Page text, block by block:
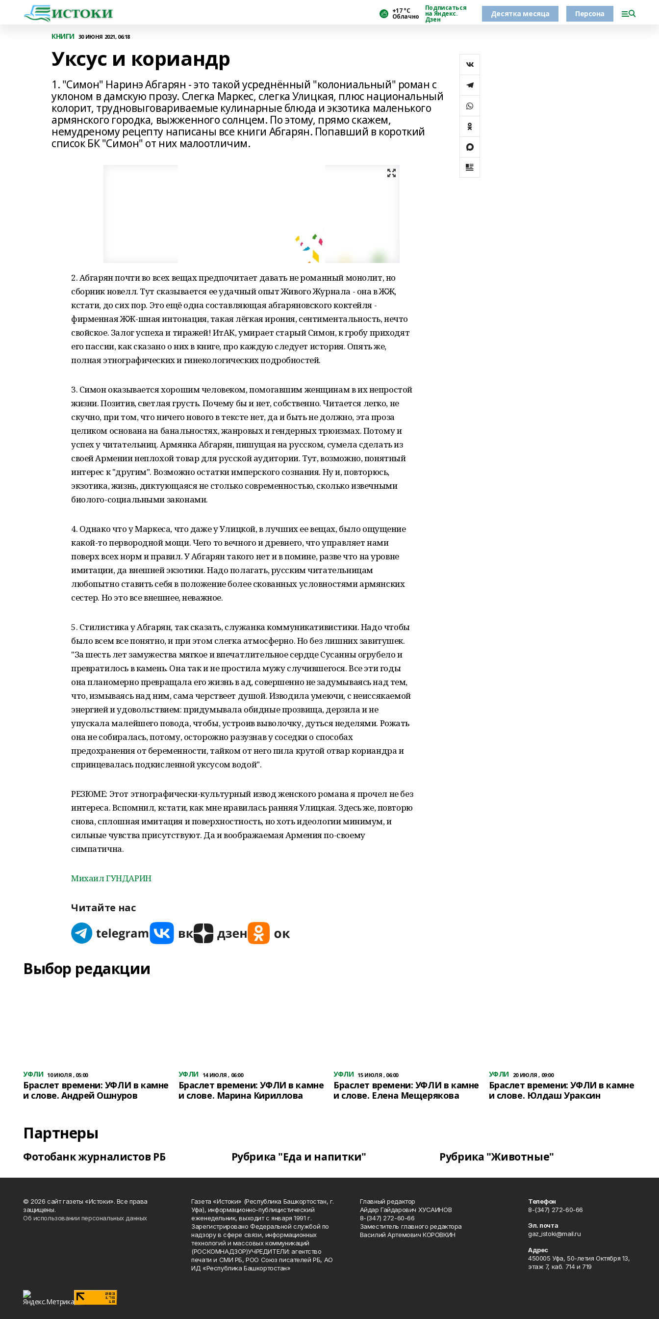
+17 °С
Облачно
Подписаться
на Яндекс.
Дзен
Десятка месяца Персона
КНИГИ 30 ИЮНЯ 2021, 06:18
Уксус и кориандр
1. "Симон" Наринэ Абгарян - это такой усреднённый "колониальный" роман с
уклоном в дамскую прозу. Слегка Маркес, слегка Улицкая, плюс национальный
колорит, трудновыговариваемые кулинарные блюда и экзотика маленького
армянского городка, выжженного солнцем. По этому, прямо скажем,
немудреному рецепту написаны все книги Абгарян. Попавший в короткий
список БК "Симон" от них малоотличим.
2. Абгарян почти во всех вещах предпочитает давать не романный монолит, но
сборник новелл. Тут сказывается ее удачный опыт Живого Журнала - она в ЖЖ,
кстати, до сих пор. Это ещё одна составляющая абгаряновского коктейля -
фирменная ЖЖ-шная интонация, такая лёгкая ирония, сентиментальность, нечто
свойское. Залог успеха и тиражей! ИтАК, умирает старый Симон, к гробу приходят
его пассии, как сказано о них в книге, про каждую следует история. Опять же,
полная этнографических и гинекологических подробностей.
3. Симон оказывается хорошим человеком, помогавшим женщинам в их непростой
жизни. Позитив, светлая грусть. Почему бы и нет, собственно. Читается легко, не
скучно, при том, что ничего нового в тексте нет, да и быть не должно, эта проза
целиком основана на банальностях, жанровых и гендерных трюизмах. Потому и
успех у читательниц. Армянка Абгарян, пишущая на русском, сумела сделать из
своей Армении неплохой товар для русской аудитории. Тут, возможно, понятный
интерес к "другим". Возможно остатки имперского сознания. Ну и, повторюсь,
экзотика, жизнь, диктующаяся не столько современностью, сколько извечными
биолого-социальными законами.
4. Однако что у Маркеса, что даже у Улицкой, в лучших ее вещах, было ощущение
какой-то первородной мощи. Чего то вечного и древнего, что управляет нами
поверх всех норм и правил. У Абгарян такого нет и в помине, разве что на уровне
имитации, да внешней экзотики. Надо полагать, русским читательницам
любопытно ставить себя в положение более скованных условностями армянских
сестер. Но это все внешнее, неважное.
5. Стилистика у Абгарян, так сказать, служанка коммуникативистики. Надо чтобы
было всем все понятно, и при этом слегка атмосферно. Но без лишних завитушек.
"За шесть лет замужества мягкое и впечатлительное сердце Сусанны огрубело и
превратилось в камень. Она так и не простила мужу случившегося. Все эти годы
она планомерно превращала его жизнь в ад, совершенно не задумываясь над тем,
что, измываясь над ним, сама черствеет душой. Изводила умеючи, с неиссякаемой
энергией и удовольствием: придумывала обидные прозвища, дерзила и не
упускала малейшего повода, чтобы, устроив выволочку, дуться неделями. Рожать
она не собиралась, потому, осторожно разузнав у соседки о способах
предохранения от беременности, тайком от него пила крутой отвар кориандра и
спринцевалась подкисленной уксусом водой".
РЕЗЮМЕ: Этот этнографически-культурный извод женского романа я прочел не без
интереса. Вспомнил, кстати, как мне нравилась ранняя Улицкая. Здесь же, повторю
снова, сплошная имитация и поверхностность, но хоть идеологии минимум, и
сильные чувства присутствуют. Да и воображаемая Армения по-своему
симпатична.
Михаил ГУНДАРИН
Читайте нас
Выбор редакции
УФЛИ 10 ИЮЛЯ , 05:00
Браслет времени: УФЛИ в камне
и слове. Андрей Ошнуров
УФЛИ 14 ИЮЛЯ , 06:00
Браслет времени: УФЛИ в камне
и слове. Марина Кириллова
УФЛИ 15 ИЮЛЯ , 06:00
Браслет времени: УФЛИ в камне
и слове. Елена Мещерякова
УФЛИ 20 ИЮЛЯ , 09:00
Браслет времени: УФЛИ в камне
и слове. Юлдаш Ураксин
Партнеры
Фотобанк журналистов РБ Рубрика "Еда и напитки" Рубрика "Животные"
© 2026 сайт газеты «Истоки». Все права
защищены.
Об использовании персональных данных
Газета «Истоки» (Республика Башкортостан, г.
Уфа), информационно-публицистический
еженедельник, выходит с января 1991 г.
Зарегистрировано Федеральной службой по
надзору в сфере связи, информационных
технологий и массовых коммуникаций
(РОСКОМНАДЗОР)УЧРЕДИТЕЛИ: агентство
печати и СМИ РБ, РОО Союз писателей РБ, АО
ИД «Республика Башкортостан»
Главный редактор
Айдар Гайдарович ХУСАИНОВ
8-(347) 272-60-66
Заместитель главного редактора
Василий Артемович КОРОВКИН
Телефон
8-(347) 272-60-66
Эл. почта
gaz_istoki@mail.ru
Адрес
450005 Уфа, 50-летия Октября 13,
этаж 7, каб. 714 и 719